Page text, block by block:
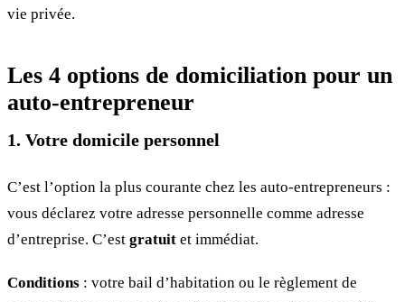
vie privée.
Les 4 options de domiciliation pour un
auto-entrepreneur
1. Votre domicile personnel
C’est l’option la plus courante chez les auto-entrepreneurs :
vous déclarez votre adresse personnelle comme adresse
d’entreprise. C’est gratuit et immédiat.
Conditions : votre bail d’habitation ou le règlement de